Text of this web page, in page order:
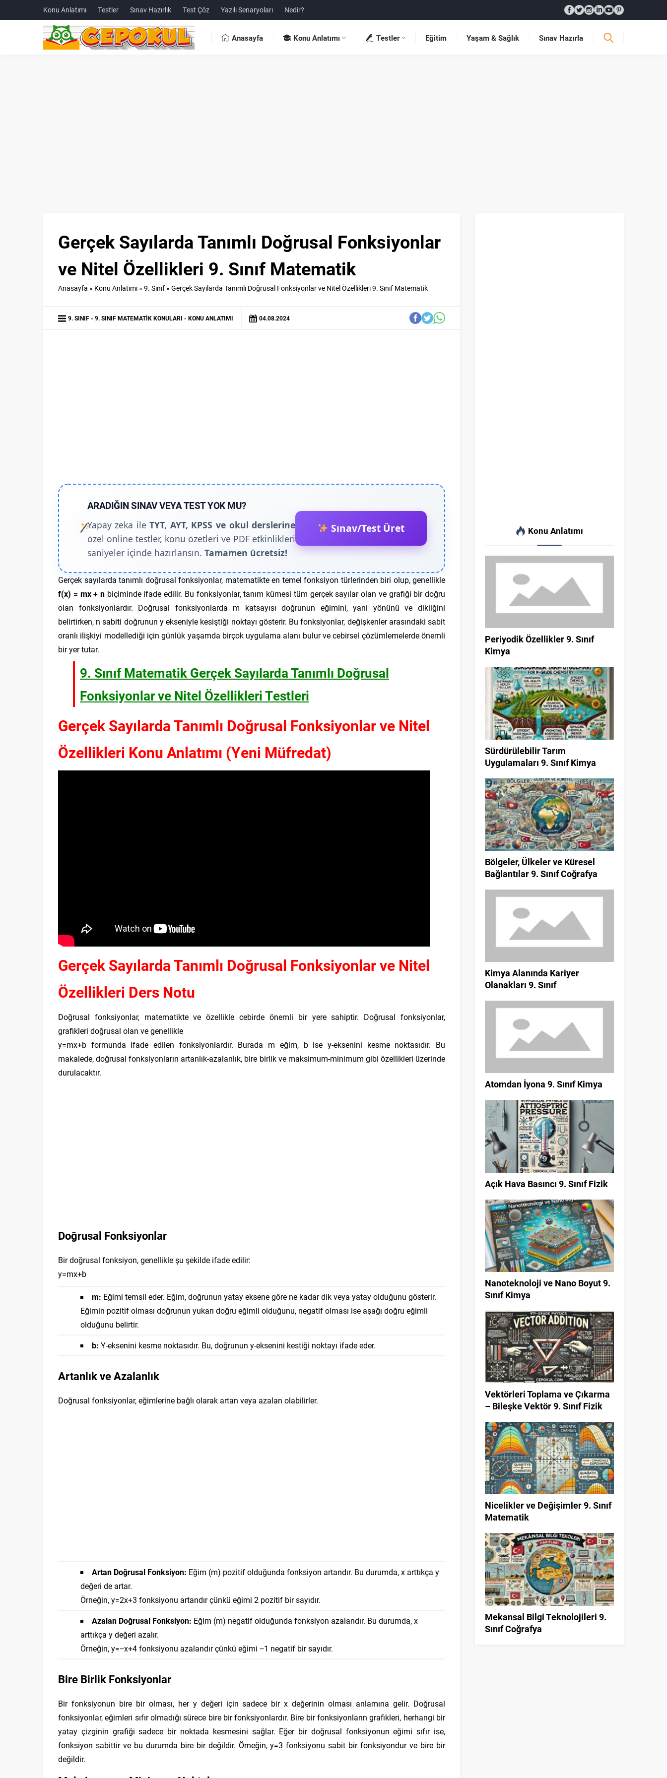
Konu Anlatımı Testler Sınav Hazırlık Test Çöz Yazılı Senaryoları Nedir?
Anasayfa Konu Anlatımı Testler Eğitim Yaşam & Sağlık Sınav Hazırla
Gerçek Sayılarda Tanımlı Doğrusal Fonksiyonlar
ve Nitel Özellikleri 9. Sınıf Matematik
Anasayfa » Konu Anlatımı » 9. Sınıf » Gerçek Sayılarda Tanımlı Doğrusal Fonksiyonlar ve Nitel Özellikleri 9. Sınıf Matematik
9. SINIF 9. SINIF MATEMATIK KONULARI KONU ANLATIMI 04.08.2024
ARADIĞIN SINAV VEYA TEST YOK MU?
Yapay zeka ileTYT, AYT, KPSS ve okul derslerine
özel online testler, konu özetleri ve PDF etkinlikleri
saniyeler içinde hazırlansın. Tamamen ücretsiz!
Sınav/Test Üret
Gerçek sayılarda tanımlı doğrusal fonksiyonlar, matematikte en temel fonksiyon türlerinden biri olup, genellikle
f(x) = mx + n biçiminde ifade edilir. Bu fonksiyonlar, tanım kümesi tüm gerçek sayılar olan ve grafiği bir doğru
olan fonksiyonlardır. Doğrusal fonksiyonlarda m katsayısı doğrunun eğimini, yani yönünü ve dikliğini
belirtirken, n sabiti doğrunun y ekseniyle kesiştiği noktayı gösterir. Bu fonksiyonlar, değişkenler arasındaki sabit
oranlı ilişkiyi modellediği için günlük yaşamda birçok uygulama alanı bulur ve cebirsel çözümlemelerde önemli
bir yer tutar.
9. Sınıf Matematik Gerçek Sayılarda Tanımlı Doğrusal
Fonksiyonlar ve Nitel Özellikleri Testleri
Gerçek Sayılarda Tanımlı Doğrusal Fonksiyonlar ve Nitel
Özellikleri Konu Anlatımı (Yeni Müfredat)
Gerçek Sayılarda Tanımlı Doğrusal Fonksiyonlar ve Nitel
Özellikleri Ders Notu
Doğrusal fonksiyonlar, matematikte ve özellikle cebirde önemli bir yere sahiptir. Doğrusal fonksiyonlar,
grafikleri doğrusal olan ve genellikle
y=mx+b formunda ifade edilen fonksiyonlardır. Burada m eğim, bise y-eksenini kesme noktasıdır. Bu
makalede, doğrusal fonksiyonların artanlık-azalanlık, bire birlik ve maksimum-minimum gibi özellikleri üzerinde
durulacaktır.
Doğrusal Fonksiyonlar
Bir doğrusal fonksiyon, genellikle şu şekilde ifade edilir:
y=mx+b
m: Eğimi temsil eder. Eğim, doğrunun yatay eksene göre ne kadar dik veya yatay olduğunu gösterir.
Eğimin pozitif olması doğrunun yukarı doğru eğimli olduğunu, negatif olması ise aşağı doğru eğimli
olduğunu belirtir.
b: Y-eksenini kesme noktasıdır. Bu, doğrunun y-eksenini kestiği noktayı ifade eder.
Artanlık ve Azalanlık
Doğrusal fonksiyonlar, eğimlerine bağlı olarak artan veya azalan olabilirler.
Artan Doğrusal Fonksiyon: Eğim (m) pozitif olduğunda fonksiyon artandır. Bu durumda,x arttıkça y
değeri de artar.
Örneğin,y=2x+3 fonksiyonu artandır çünkü eğimi 2 pozitif bir sayıdır.
Azalan Doğrusal Fonksiyon: Eğim (m) negatif olduğunda fonksiyon azalandır. Bu durumda,x
arttıkça ydeğeri azalır.
Örneğin,y=−x+4fonksiyonu azalandır çünkü eğimi −1 negatif bir sayıdır.
Bire Birlik Fonksiyonlar
Bir fonksiyonun bire bir olması, her ydeğeri için sadece birx değerinin olması anlamına gelir. Doğrusal
fonksiyonlar, eğimleri sıfır olmadığı sürece bire bir fonksiyonlardır. Bire bir fonksiyonların grafikleri, herhangi bir
yatay çizginin grafiği sadece bir noktada kesmesini sağlar. Eğer bir doğrusal fonksiyonun eğimi sıfır ise,
fonksiyon sabittir ve bu durumda bire bir değildir. Örneğin,y=3 fonksiyonu sabit bir fonksiyondur ve bire bir
değildir.
Konu Anlatımı
Periyodik Özellikler 9. Sınıf
Kimya
Sürdürülebilir Tarım
Uygulamaları 9. Sınıf Kimya
Bölgeler, Ülkeler ve Küresel
Bağlantılar 9. Sınıf Coğrafya
Kimya Alanında Kariyer
Olanakları 9. Sınıf
Atomdan İyona 9. Sınıf Kimya
Açık Hava Basıncı 9. Sınıf Fizik
Nanoteknoloji ve Nano Boyut 9.
Sınıf Kimya
Vektörleri Toplama ve Çıkarma
– Bileşke Vektör 9. Sınıf Fizik
Nicelikler ve Değişimler 9. Sınıf
Matematik
Mekansal Bilgi Teknolojileri 9.
Sınıf Coğrafya